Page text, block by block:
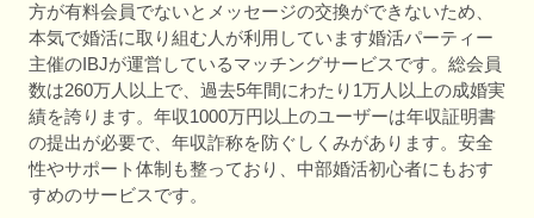
方が有料会員でないとメッセージの交換ができないため、
本気で婚活に取り組む人が利用しています婚活パーティー
主催のIBJが運営しているマッチングサービスです。総会員
数は260万人以上で、過去5年間にわたり1万人以上の成婚実
績を誇ります。年収1000万円以上のユーザーは年収証明書
の提出が必要で、年収詐称を防ぐしくみがあります。安全
性やサポート体制も整っており、中部婚活初心者にもおす
すめのサービスです。